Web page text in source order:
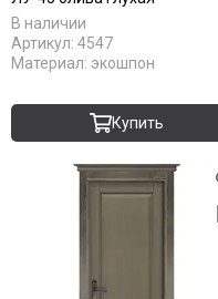
Коричневые
Крем
Латте
Манхеттен
В наличии
Артикул: 4547
Материал: экошпон
Купить